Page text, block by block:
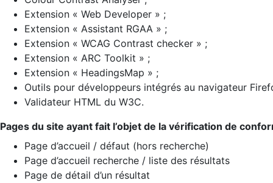
Extension « Web Developer » ;
Extension « Assistant RGAA » ;
Extension « WCAG Contrast checker » ;
Extension « ARC Toolkit » ;
Extension « HeadingsMap » ;
Outils pour développeurs intégrés au navigateur
Validateur HTML du W3C.
Pages du site ayant fait l’objet de la vérification de
Page d’accueil / défaut (hors recherche)
Page d’accueil recherche / liste des résultats
Page de détail d’un résultat